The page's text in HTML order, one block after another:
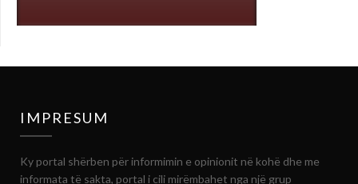
IMPRESUM
Ky portal shërben për informimin e opinionit në kohë dhe me
informata të sakta, portal i cili mirëmbahet nga një grup